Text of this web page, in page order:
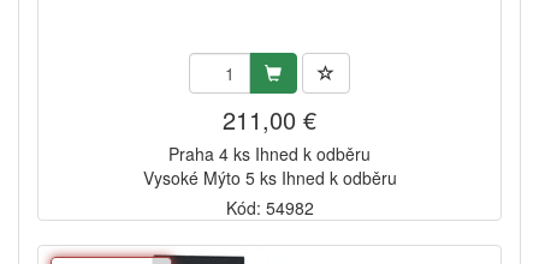
211,00 €
Praha 4 ks Ihned k odběru
Vysoké Mýto 5 ks Ihned k odběru
Kód: 54982